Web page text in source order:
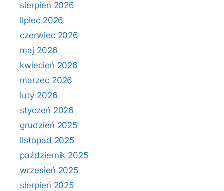
sierpień 2026
lipiec 2026
czerwiec 2026
maj 2026
kwiecień 2026
marzec 2026
luty 2026
styczeń 2026
grudzień 2025
listopad 2025
październik 2025
wrzesień 2025
sierpień 2025